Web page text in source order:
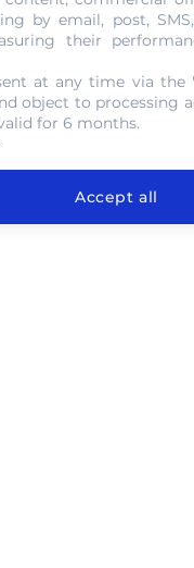
by email, post,
their
at any time via the
object to processing
for 6 months.
Accept all